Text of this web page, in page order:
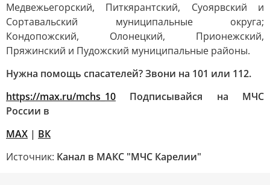
Медвежьегорский, Питкярантский, Суоярвский и
Сортавальский муниципальные округа;
Кондопожский, Олонецкий, Прионежский,
Пряжинский и Пудожский муниципальные районы.
Нужна помощь спасателей? Звони на 101 или 112.
https://max.ru/mchs_10 Подписывайся на МЧС
России в
MAX | ВК
Источник: Канал в МАКС "МЧС Карелии"